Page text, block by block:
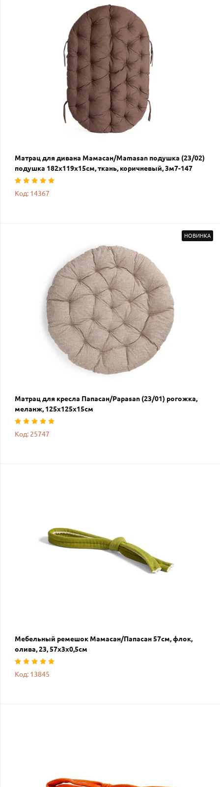
Матрац для дивана Мамасан/Mamasan подушка (23/02)
подушка 182х119х15см, ткань, коричневый, 3м7-147
Код: 14367
НОВИНКА
Матрац для кресла Папасан/Papasan (23/01) рогожка,
меланж, 125х125х15см
Код: 25747
Мебельный ремешок Мамасан/Папасан 57см, флок,
олива, 23, 57х3х0,5см
Код: 13845